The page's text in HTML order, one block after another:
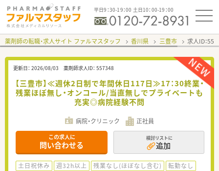
平日9：30-19：00 土日10：00-19：00
薬剤師の転職・求人サイト ファルマスタッフ 香川県 三豊市 求人ID：
更新日： 2026/08/03 薬剤師求人ID： 557348
【三豊市】≪週休2日制で年間休日117日≫17：30終業・
残業ほぼ無し・オンコール/当直無しでプライベートも
充実◎病院経験不問
病院・クリニック 正社員
この求人に
問い合わせる
検討リストに
追加
土日祝休み 週32h以上 残業なし(ほぼなし含む)
転勤なし